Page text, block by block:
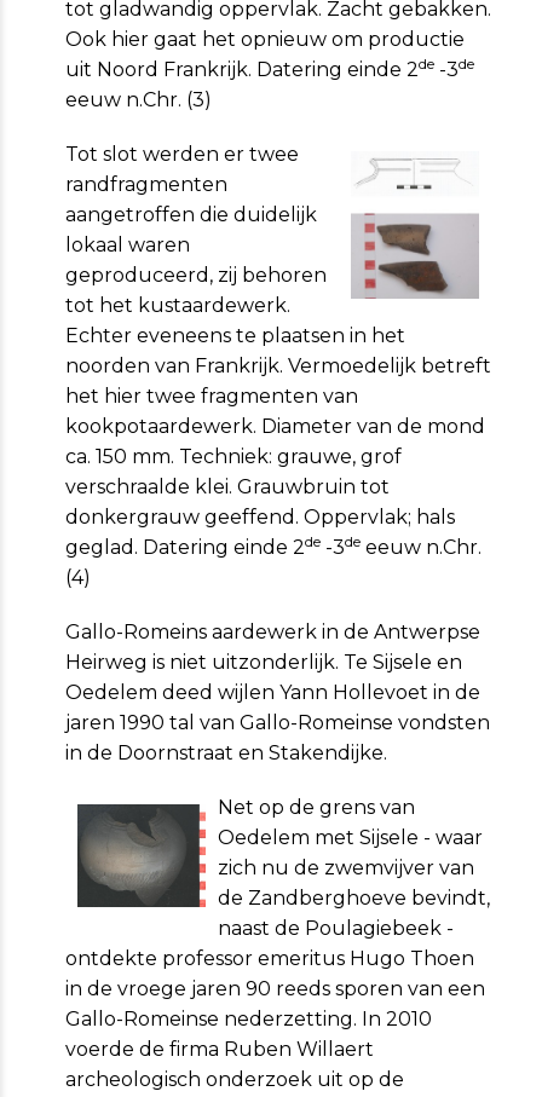
tot gladwandig oppervlak. Zacht gebakken.
Ook hier gaat het opnieuw om productie
uit Noord Frankrijk. Da­tering einde 2de -3de
eeuw n.Chr. (3)
Tot slot werden er twee
randfragmenten
aangetroffen die duidelijk
lokaal waren
geproduceerd, zij behoren
tot het kustaardewerk.
Echter eveneens te plaatsen in het
noorden van Frankrijk. Vermoedelijk betreft
het hier twee fragmenten van
kookpotaardewerk. Diameter van de mond
ca. 150 mm. Techniek: grauwe, grof
verschraalde klei. Grauwbruin tot
donkergrauw geeffend. Oppervlak; hals
geglad. Datering einde 2de -3de eeuw n.Chr.
(4)
Gallo-Romeins aardewerk in de Antwerpse
Heirweg is niet uitzonderlijk. Te Sijsele en
Oedelem deed wijlen Yann Hollevoet in de
jaren 1990 tal van Gallo-Romeinse vondsten
in de Doornstraat en Stakendijke.
Net op de grens van
Oedelem met Sijsele - waar
zich nu de zwemvijver van
de Zandberghoeve bevindt,
naast de Poulagiebeek -
ontdekte professor emeritus Hugo Thoen
in de vroege jaren 90 reeds sporen van een
Gallo-Romeinse nederzetting. In 2010
voerde de firma Ruben Willaert
archeologisch onderzoek uit op de